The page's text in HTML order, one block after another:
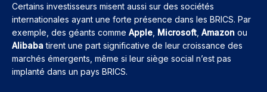
Certains investisseurs misent aussi sur des sociétés
internationales ayant une forte présence dans les BRICS. Par
exemple, des géants comme Apple Microsoft Amazon ou
Alibaba tirent une part significative de leur croissance des
marchés émergents, même si leur siège social n’est pas
implanté dans un pays BRICS.